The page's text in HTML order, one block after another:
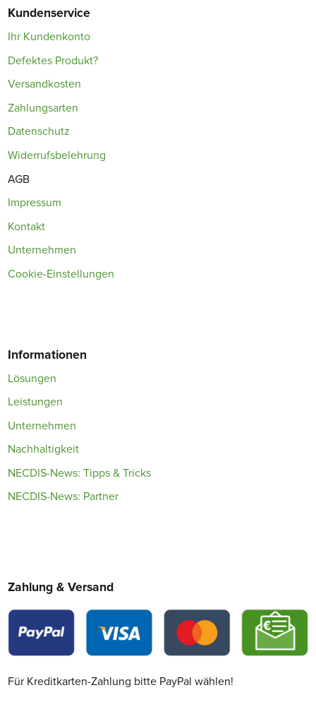
Kundenservice
Ihr Kundenkonto
Defektes Produkt?
Versandkosten
Zahlungsarten
Datenschutz
Widerrufsbelehrung
AGB
Impressum
Kontakt
Unternehmen
Cookie-Einstellungen
Informationen
Lösungen
Leistungen
Unternehmen
Nachhaltigkeit
NECDIS-News: Tipps & Tricks
NECDIS-News: Partner
Zahlung & Versand
Für Kreditkarten-Zahlung bitte PayPal wählen!